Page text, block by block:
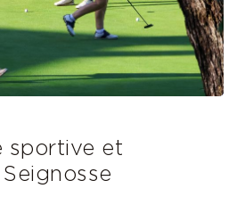
sportive et